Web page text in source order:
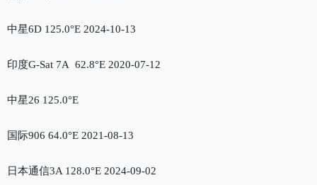
中星6D 125.0°E 2024-10-13
印度G-Sat 7A 62.8°E 2020-07-12
中星26 125.0°E
国际906 64.0°E 2021-08-13
日本通信3A 128.0°E 2024-09-02